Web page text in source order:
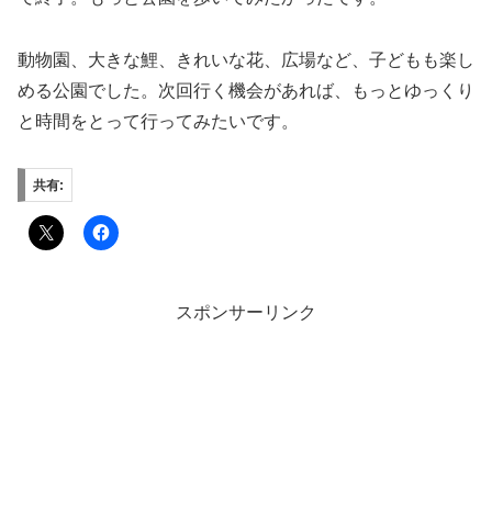
動物園、大きな鯉、きれいな花、広場など、子どもも楽し
める公園でした。次回行く機会があれば、もっとゆっくり
と時間をとって行ってみたいです。
共有:
スポンサーリンク